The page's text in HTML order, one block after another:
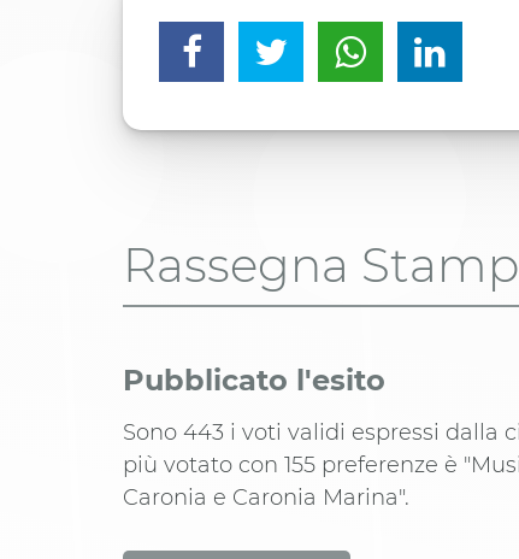
Rassegna
Pubblicato l'esito
Sono 443 i voti validi espressi dalla
più votato con 155 preferenze è
Caronia e Caronia Marina".